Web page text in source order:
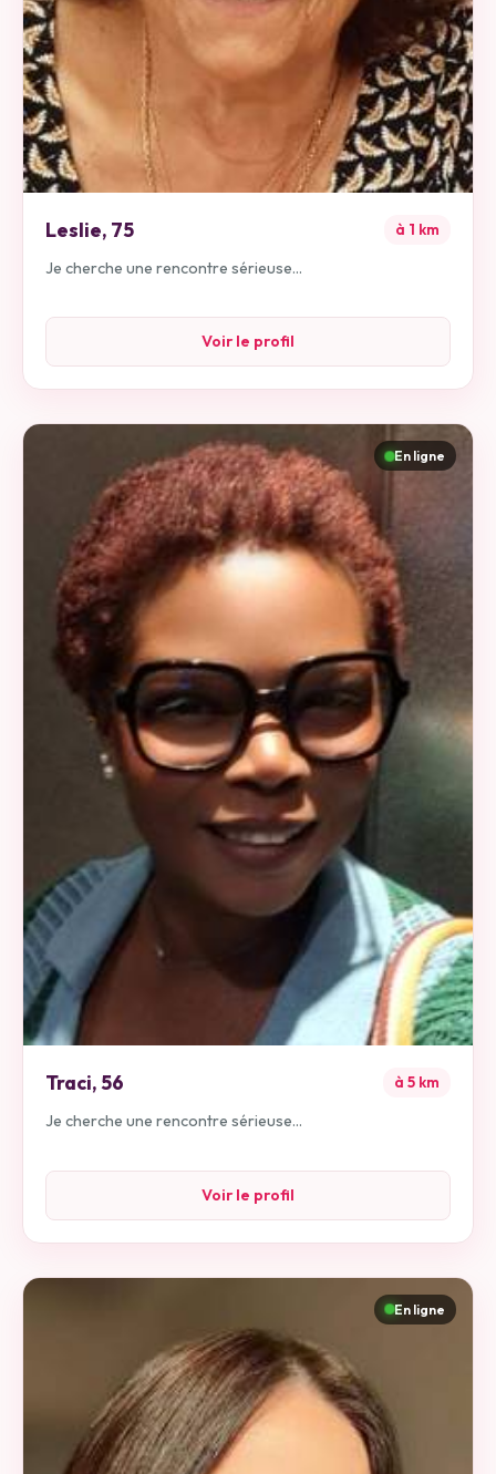
Leslie, 75 à 1 km
Je cherche une rencontre sérieuse...
Voir le profil
En ligne
Traci,56 à 5 km
Je cherche une rencontre sérieuse...
Voir le profil
En ligne